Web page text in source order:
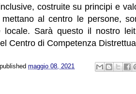
costruite su principi e
al centro le persone,
locale. Sarà questo il nostro
Centro di Competenza
published maggio 08, 2021